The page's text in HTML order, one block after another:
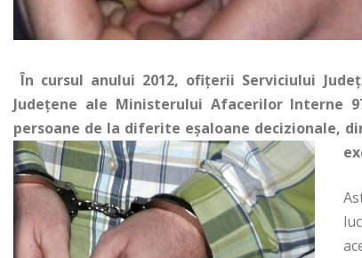
În cursul anului 2012, ofiţerii Serviciului
Judeţene ale Ministerului Afacerilor Interne
persoane de la diferite eşaloane decizionale,